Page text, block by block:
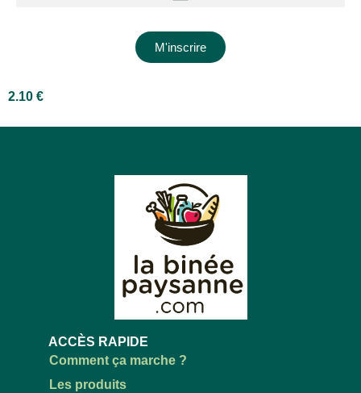
M'inscrire
2.10 €
ACCÈS RAPIDE
Comment ça marche ?
Les produits